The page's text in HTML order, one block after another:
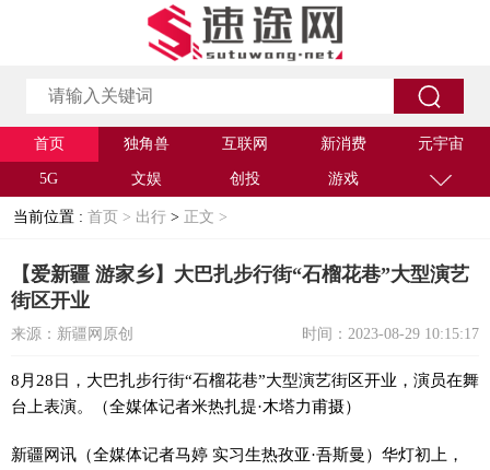
首页 独角兽 互联网 新消费 元宇宙
5G 文娱 创投 游戏
当前位置 : 首页 > 出行 > 正文 >
【爱新疆 游家乡】大巴扎步行街“石榴花巷”大型演艺
街区开业
来源：新疆网原创 时间：2023-08-29 10:15:17
8月28日，大巴扎步行街“石榴花巷”大型演艺街区开业，演员在舞
台上表演。（全媒体记者米热扎提·木塔力甫摄）
新疆网讯（全媒体记者马婷 实习生热孜亚·吾斯曼）华灯初上，